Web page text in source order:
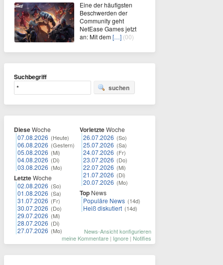
Eine der häufigsten
Beschwerden der
Community geht
NetEase Games jetzt
an: Mit dem[…] (00)
Suchbegriff
suchen
DieseWoche
07.08.2026 (Heute)
06.08.2026 (Gestern)
05.08.2026 (Mi)
04.08.2026 (Di)
03.08.2026 (Mo)
LetzteWoche
02.08.2026 (So)
01.08.2026 (Sa)
31.07.2026 (Fr)
30.07.2026 (Do)
29.07.2026 (Mi)
28.07.2026 (Di)
27.07.2026 (Mo)
VorletzteWoche
26.07.2026 (So)
25.07.2026 (Sa)
24.07.2026 (Fr)
23.07.2026 (Do)
22.07.2026 (Mi)
21.07.2026 (Di)
20.07.2026 (Mo)
Top News
Populäre News (14d)
Heiß diskutiert (14d)
News-Ansicht konfigurieren
meine Kommentare | Ignore | Notifies